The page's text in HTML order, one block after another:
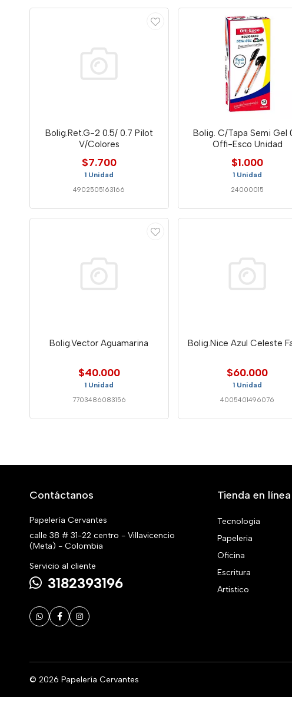
Bolig.Ret.G-2 0.5/ 0.7 Pilot
V/Colores
$7.700
1 Unidad
4902505163166
Bolig. C/Tapa Semi Gel
Offi-Esco Unidad
$1.000
1 Unidad
24000015
Bolig.Vector Aguamarina
$40.000
1 Unidad
7703486083156
Bolig.Nice Azul Celeste
$60.000
1 Unidad
4005401496076
Contáctanos
Papelería Cervantes
calle 38 # 31-22 centro - Villavicencio
(Meta) - Colombia
Servicio al cliente
3182393196
Tienda en línea
Tecnologia
Papeleria
Oficina
Escritura
Artistico
© 2026 Papelería Cervantes